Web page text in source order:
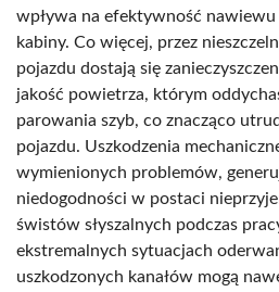
wpływa na efektywność
kabiny. Co więcej, przez
pojazdu dostają się
jakość powietrza, którym
parowania szyb, co znacząco
pojazdu. Uszkodzenia
wymienionych problemów,
niedogodności w postaci
świstów słyszalnych podczas
ekstremalnych sytuacjach
uszkodzonych kanałów mogą